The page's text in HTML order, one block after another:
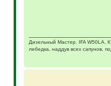
Дизельный Мастер. IFA W50LA,
лебедка, наддув всех сапунов,